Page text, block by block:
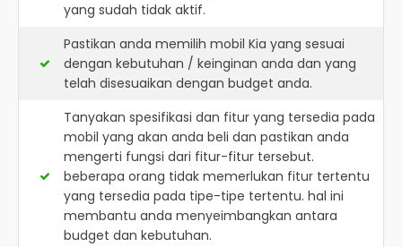
yang sudah tidak aktif.
Pastikan anda memilih mobil Kia yang sesuai
dengan kebutuhan / keinginan anda dan yang
telah disesuaikan dengan budget anda.
Tanyakan spesifikasi dan fitur yang tersedia pada
mobil yang akan anda beli dan pastikan anda
mengerti fungsi dari fitur-fitur tersebut.
beberapa orang tidak memerlukan fitur tertentu
yang tersedia pada tipe-tipe tertentu. hal ini
membantu anda menyeimbangkan antara
budget dan kebutuhan.